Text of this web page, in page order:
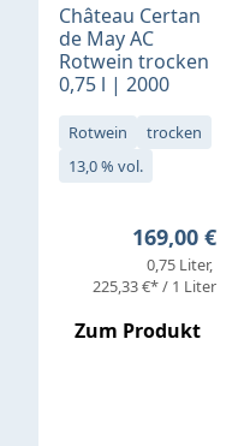
Château Certan
de May AC
Rotwein trocken
0,75 l | 2000
Rotwein
trocken
13,0 % vol.
Regulärer
169,00 €
0,75 Liter
225,33 €* / 1 Liter
Zum Produkt